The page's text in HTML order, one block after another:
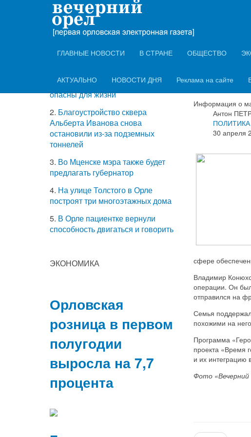
ГЛАВНЫЕ НОВОСТИ В СТРАНЕ ОБЩЕСТВО
АКТУАЛЬНО НОВОСТИ ДНЯ Реклама на сайте
Информация о
Антон
ПОЛИТИКА
30 апреля
сфере
Владимир
операции. Он
отправился на
Семья
похожими на
Программа
проекта «Время
и их интеграцию
Фото «Вечерний
ТОП-5 самых
читаемых новостей
зарядных устройств на рынке
опасны для жизни
2. Благоустройство сквера
Альберта Иванова снова
остановили из-за подземных
тоннелей
3. Во Мценске мэра также будет
предлагать губернатор
4. На улице Толстого в Орле
построят три многоэтажных дома
5. В Орле пациентке вернули
способность двигаться и говорить
ЭКОНОМИКА
Орловская
розница в первом
полугодии
выросла на 7,7
процента